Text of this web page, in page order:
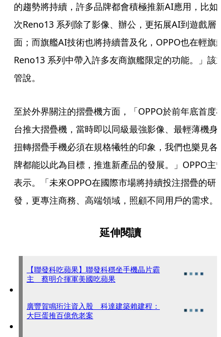
的趨勢將持續，許多品牌都會積極推新AI應用，比如
次Reno13 系列除了影像、辦公，更拓展AI到遊戲層
面；而旗艦AI技術也將持續普及化，OPPO也在輕旗
Reno13 系列中帶入許多友商旗艦限定的功能。」該
管說。
至於外界關注的摺疊機方面，「OPPO於前年底首度
台推大摺疊機，當時即以同級最強影像、最輕薄機身
扭轉摺疊手機必須在規格犧牲的印象，我們也樂見各
牌都能以此為目標，推進新產品的發展。」OPPO主
表示。「未來OPPO在國際市場將持續投注摺疊的研
發，更專注商務、高端領域，照顧不同用戶的需求。
延伸閱讀
【聯發科吃蘋果】聯發科穩坐手機晶片霸
主 蔡明介揮軍美國吃蘋果
廣豐賀鳴珩注資入股 科達建築賴建程：
大巨蛋推百億危老案